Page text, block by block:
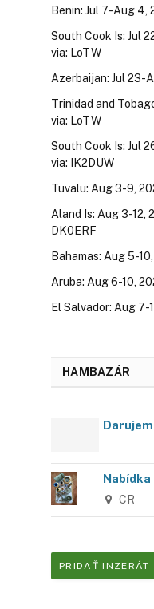
Benin: Jul 7-Aug 4,
South Cook Is: Jul
via: LoTW
Azerbaijan: Jul 23-
Trinidad and
via: LoTW
South Cook Is: Jul
via: IK2DUW
Tuvalu: Aug 3-9,
Aland Is: Aug 3-12,
DK0ERF
Bahamas: Aug 5-
Aruba: Aug 6-10,
El Salvador: Aug 7-
HAMBAZÁR
Darujem
CR
PRIDAŤ INZERÁT